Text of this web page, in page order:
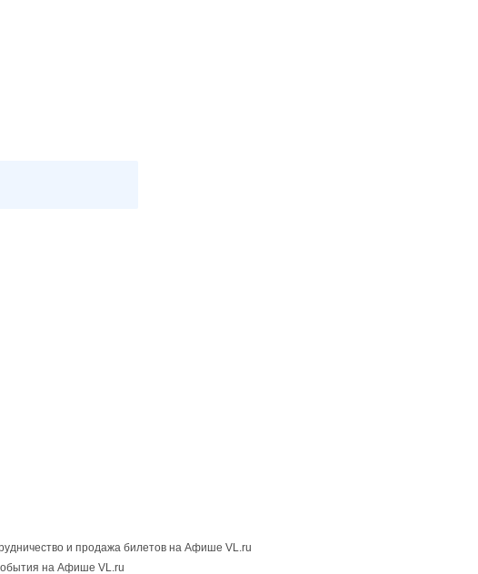
и продажа билетов на Афише VL.ru
на Афише VL.ru